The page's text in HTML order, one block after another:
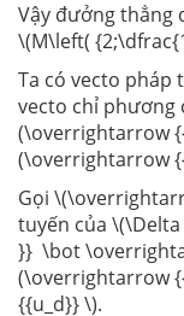
Vậy đưởng thẳng
\(M\left(
Ta có vecto pháp
vecto chỉ
(\overrightarrow
(\overrightarrow
Gọi
tuyến của
}} \bot
(\overrightarrow
{{u_d}} \).